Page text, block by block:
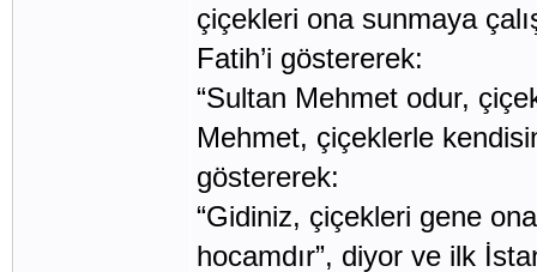
çiçekleri ona sunmaya
Fatih’i göstererek:
“Sultan Mehmet odur,
Mehmet, çiçeklerle
göstererek:
“Gidiniz, çiçekleri gene
hocamdır”, diyor ve ilk